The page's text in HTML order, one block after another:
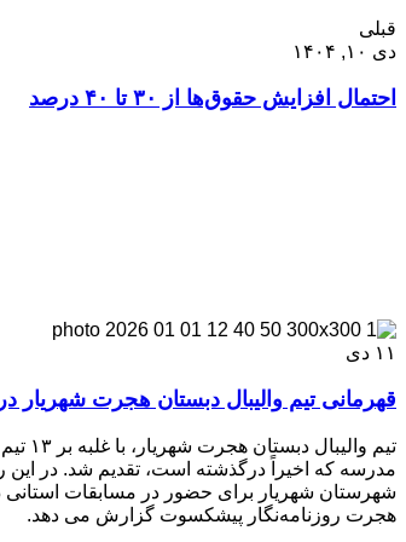
قبلی
دی ۱۰, ۱۴۰۴
احتمال افزایش حقوق‌ها از ۳۰ تا ۴۰ درصد
۱۱ دی
قهرمانی تیم والیبال دبستان هجرت شهریار در میان
تیم
مدرسه که اخیراً درگذشته است، تقدیم شد. در این
شهرستان شهریار برای حضور در مسابقات
هجرت روزنامه‌نگار پیشکسوت گزارش می دهد.